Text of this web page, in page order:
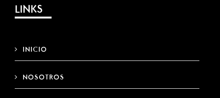
LINKS
INICIO
NOSOTROS